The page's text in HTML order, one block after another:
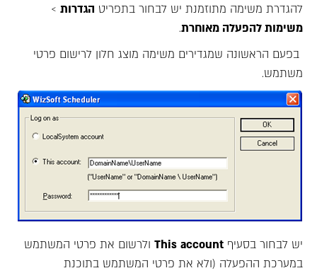
להגדרת משימה מתוזמנת יש לבחור בתפריט הגדרות >
משימות להפעלה מאוחרת.
בפעם הראשונה שמגדירים משימה מוצג חלון לרישום פרטי
משתמש.
יש לבחור בסעיף This account
ולרשום את פרטי המשתמש
במערכת ההפעלה (ולא את פרטי המשתמש בתוכנת